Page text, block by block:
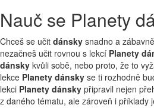
Nauč se Planety
Chceš se učit dánsky snadno a
nezačneš učit rovnou s lekcí Planety
dánsky kvůli sobě, nebo proto, že to
lekce Planety dánsky se ti rozhodně
lekci Planety dánsky připravil nejen
z daného tématu, ale zároveň i příklady